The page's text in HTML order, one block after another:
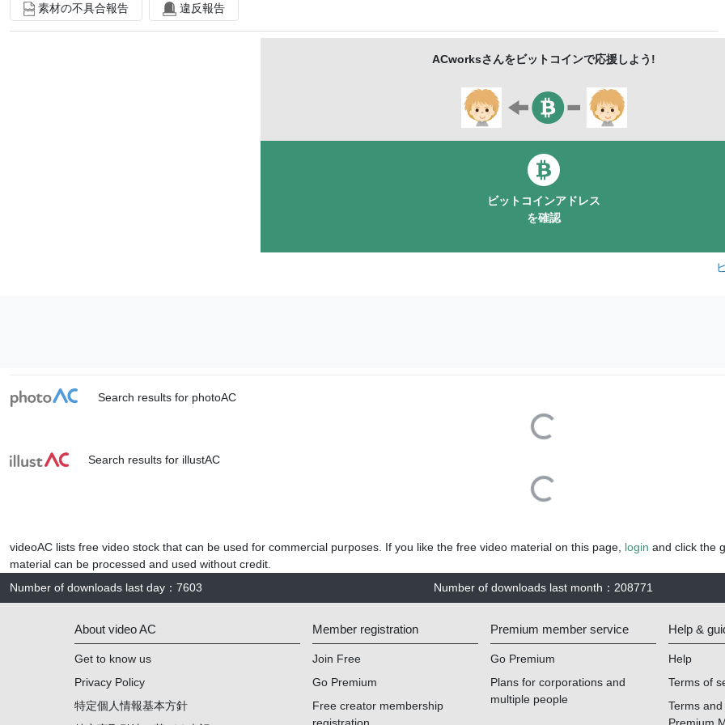
素材の不具合報告 違反報告
ACworksさんをビットコインで応援しよう!
ビットコインアドレス
を確認
Search results for photoAC
Loading...
Search results for illustAC
Loading...
videoAC lists free video stock that can be used for commercial purposes. If you like the free video material on this page, login and click the
material can be processed and used without credit.
Number of downloads last day ： 7603 Number of downloads last month ： 208771
About video AC
Get to know us
Privacy Policy
特定個人情報基本方針
Member registration
Join Free
Go Premium
Free creator membership
Premium member service
Go Premium
Plans for corporations and
multiple people
Help &
Help
Terms of
Terms